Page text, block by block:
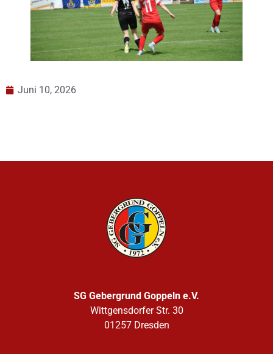
Juni 10, 2026
SG Gebergrund Goppeln e.V.
Wittgensdorfer Str. 30
01257 Dresden